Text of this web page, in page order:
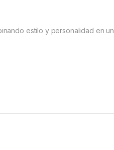
estilo y personalidad en